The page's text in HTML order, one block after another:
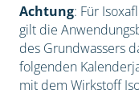
Achtung: Für
gilt die
des Grundwassers
folgenden
mit dem Wirkstoff